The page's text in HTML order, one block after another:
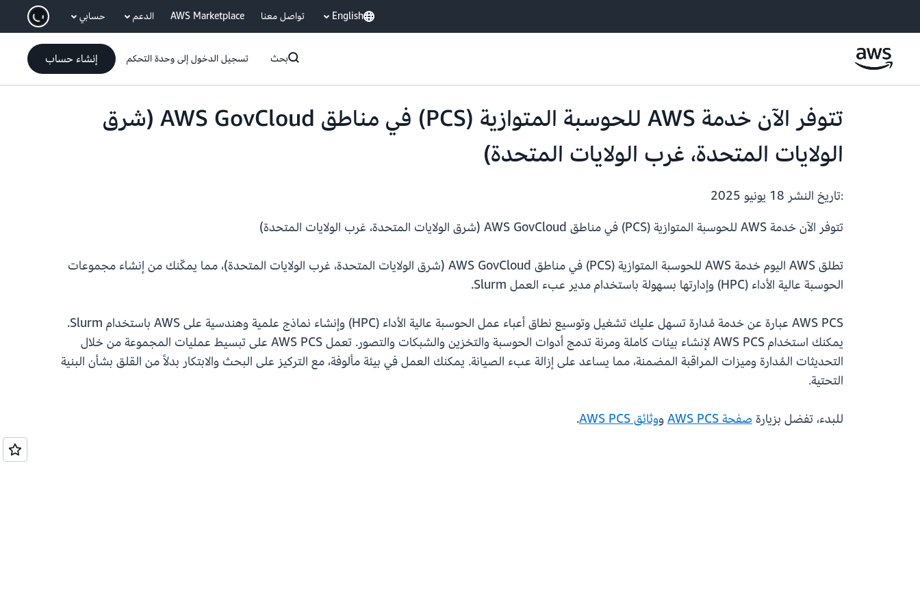
انتقل إلى المحتوى الرئيسي English تواصل معنا AWS Marketplace الدعم حسابي
بحث تسجيل الدخول إلى وحدة التحكم إنشاء حساب
تتوفر الآن خدمة AWS للحوسبة المتوازية (PCS) في مناطق AWS GovCloud (شرق
الولايات المتحدة، غرب الولايات المتحدة)
:تاريخ النشر
تتوفر الآن خدمة AWS للحوسبة المتوازية (PCS) في مناطق AWS GovCloud (شرق الولايات المتحدة، غرب الولايات المتحدة)
تطلق AWS اليوم خدمة AWS للحوسبة المتوازية (PCS) في مناطق AWS GovCloud (شرق الولايات المتحدة، غرب الولايات المتحدة)، مما يمكّنك من إنشاء مجموعات
الحوسبة عالية الأداء (HPC) وإدارتها بسهولة باستخدام مدير عبء العمل Slurm.
AWS PCS عبارة عن خدمة مُدارة تسهل عليك تشغيل وتوسيع نطاق أعباء عمل الحوسبة عالية الأداء (HPC) وإنشاء نماذج علمية وهندسية على AWS باستخدام Slurm.
يمكنك استخدام AWS PCS لإنشاء بيئات كاملة ومرنة تدمج أدوات الحوسبة والتخزين والشبكات والتصور. تعمل AWS PCS على تبسيط عمليات المجموعة من خلال
التحديثات المُدارة وميزات المراقبة المضمنة، مما يساعد على إزالة عبء الصيانة. يمكنك العمل في بيئة مألوفة، مع التركيز على البحث والابتكار بدلاً من القلق بشأن البنية
التحتية.
للبدء، تفضل بزيارةصفحة AWS PCS ووثائق AWS PCS .